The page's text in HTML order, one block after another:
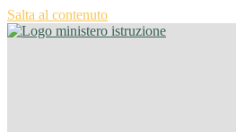
Salta al contenuto